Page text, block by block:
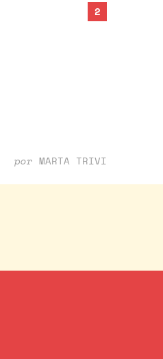
2
por MARTA TRIVI